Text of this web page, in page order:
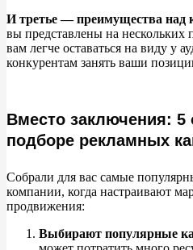
И третье —преимущества над
вы представлены на нескольких
вам легче оставаться на виду у
конкурентам занять ваши
Вместо заключения: 5
подборе рекламных
Собрали для вас самые
компании, когда настраивают
продвижения:
Выбирают популярные